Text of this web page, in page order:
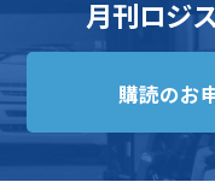
月刊ロジ
購読のお